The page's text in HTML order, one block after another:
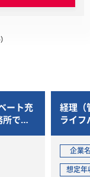
ート充
での
経理（
ライ
企業
想定年